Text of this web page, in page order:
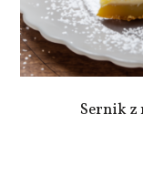
Sernik z